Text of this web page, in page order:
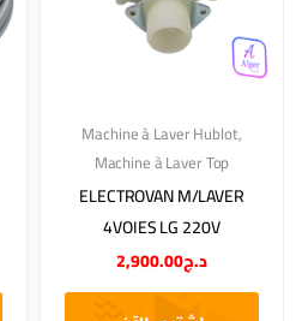
Machine à Laver Hublot,
Machine à Laver Top
ELECTROVAN M/LAVER
4VOIES LG 220V
د.ج2,900.00